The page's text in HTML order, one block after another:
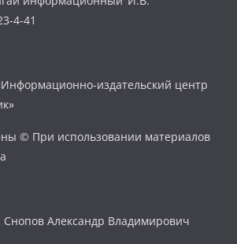
4-41
издательский центр
© При использовании материалов
Снопов Александр Владимирович